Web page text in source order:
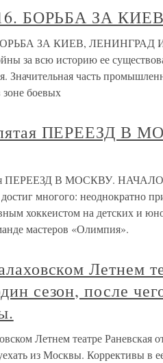
16. БОРЬБА ЗА
ЗА КИЕВ, ЛЕНИНГРАД И
за всю историю ее
Значительная часть
зоне боевых
пятая ПЕРЕЕЗД
ПЕРЕЕЗД В МОСКВУ.
многого: неоднократно
хоккеистом на детских и
мастеров «Олимпия».
Летнем
сезон, после
Летнем театре Раневская
из Москвы. Коррективы в